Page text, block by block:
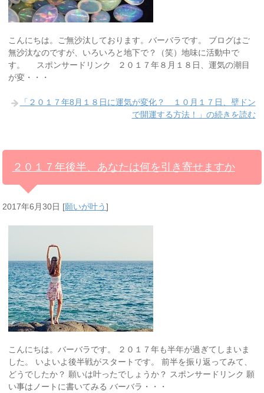
こんにちは。ご無沙汰しております。バーバラです。 ブログはご
無沙汰なのですが、いろいろと地下で？（笑）地味に活動中で
す。 スポンサードリンク ２０１７年８月１８日、運気の潮目
が変・・・
「２０１７年8月１８日に運気が変化？ １０月１７日、壁ドン
で開運する方法！」の続きを読む
２０１７年後半、あなたは何を引き寄せますか
2017年6月30日 [願いが叶う]
こんにちは。バーバラです。 ２０１７年も半年が過ぎてしまいま
した。 いよいよ後半戦がスタートです。 前半を振り返ってみて、
どうでしたか？ 願いは叶ったでしょうか？ スポンサードリンク 願
い事はノートに書いてみる バーバラ・・・